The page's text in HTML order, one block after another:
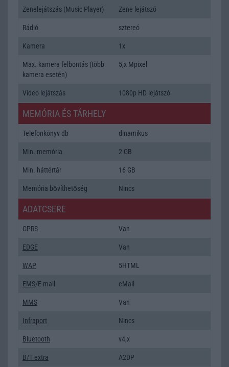
Zenelejátszás (Music Player) Zene lejátszó
Rádió sztereó
Kamera 1x
Max. kamera felbontás (több
kamera esetén)
5,x Mpixel
Video lejátszás 1080p HD lejátszó
MEMÓRIA ÉS TÁRHELY
Telefonkönyv db dinamikus
Min. memória 2 GB
Min. háttértár 16 GB
Memória bővíthetőség Nincs
ADATCSERE
GPRS Van
EDGE Van
WAP 5HTML
EMS/E-mail eMail
MMS Van
Infraport Nincs
Bluetooth v4,x
B/T extra A2DP